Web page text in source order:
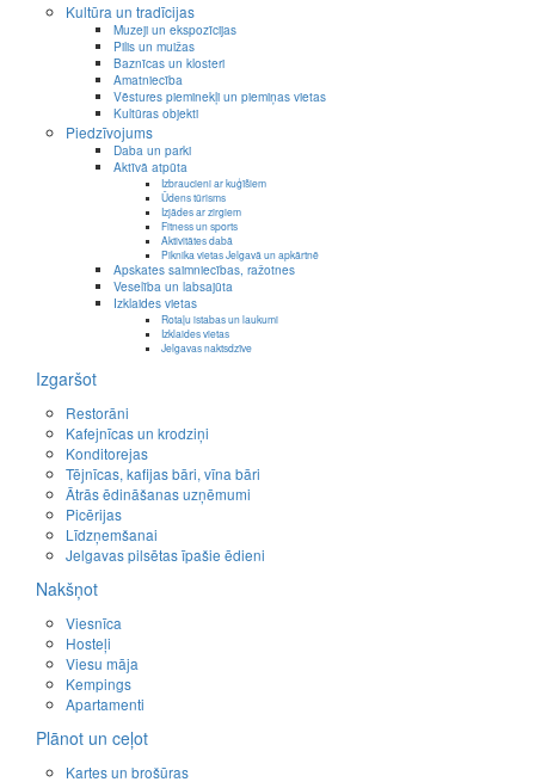
Kultūra un tradīcijas
Muzeji un ekspozīcijas
Pilis un muižas
Baznīcas un klosteri
Amatniecība
Vēstures pieminekļi un piemiņas vietas
Kultūras objekti
Piedzīvojums
Daba un parki
Aktīvā atpūta
Izbraucieni ar kuģīšiem
Ūdens tūrisms
Izjādes ar zirgiem
Fitness un sports
Aktivitātes dabā
Piknika vietas Jelgavā un apkārtnē
Apskates saimniecības, ražotnes
Veselība un labsajūta
Izklaides vietas
Rotaļu istabas un laukumi
Izklaides vietas
Jelgavas naktsdzīve
Izgaršot
Restorāni
Kafejnīcas un krodziņi
Konditorejas
Tējnīcas, kafijas bāri, vīna bāri
Ātrās ēdināšanas uzņēmumi
Picērijas
Līdzņemšanai
Jelgavas pilsētas īpašie ēdieni
Nakšņot
Viesnīca
Hosteļi
Viesu māja
Kempings
Apartamenti
Plānot un ceļot
Kartes un brošūras